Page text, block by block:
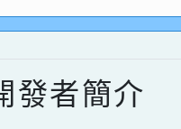
師
師榮獲教
二名
2026世
學小創客佳
發者簡介